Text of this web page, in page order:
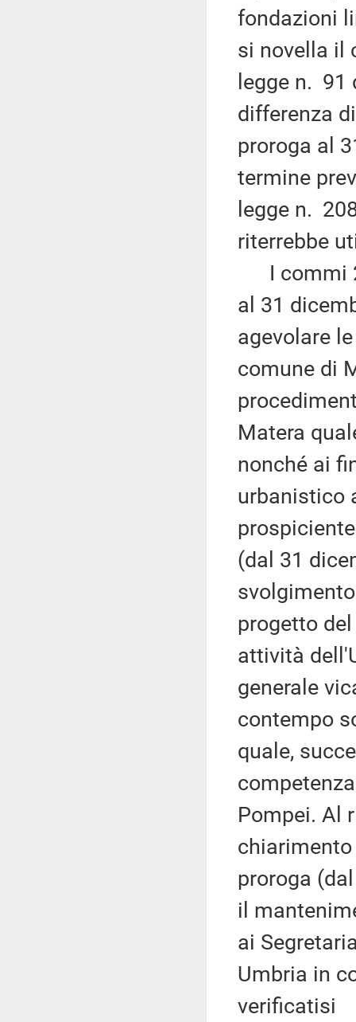
fondazioni
si novella il
legge n. 91
differenza
proroga al
termine
legge n.
riterrebbe
I commi 2
al 31
agevolare
comune di
Matera
nonché ai
urbanistico
(dal 31
progetto
attività
generale
contempo
quale,
Pompei. Al
proroga
il
ai
Umbria in
verificatisi